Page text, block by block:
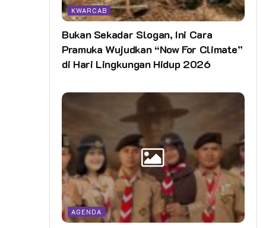
KWARCAB
Bukan Sekadar Slogan, Ini Cara
Pramuka Wujudkan “Now For Climate”
di Hari Lingkungan Hidup 2026
AGENDA